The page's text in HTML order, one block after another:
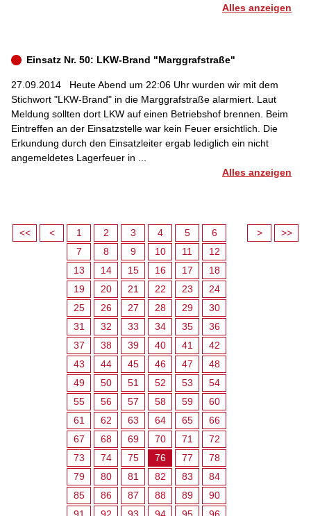
Alles anzeigen
Einsatz Nr. 50: LKW-Brand "Marggrafstraße"
27.09.2014 Heute Abend um 22:06 Uhr wurden wir mit dem
Stichwort "LKW-Brand" in die Marggrafstraße alarmiert. Laut
Meldung sollten dort LKW auf einen Betriebshof brennen. Beim
Eintreffen an der Einsatzstelle war kein Feuer ersichtlich. Die
Erkundung durch den Einsatzleiter ergab lediglich ein nicht
angemeldetes Lagerfeuer in ...
Alles anzeigen
<< < 1 2 3 4 5
6
7
8 9 10 11
12
13
14 15 16 17
18
19
20 21 22 23
24
25
26 27 28 29
30
31
32 33 34 35
36
37
38 39 40 41
42
43
44 45 46 47
48
49
50 51 52 53
54
55
56 57 58 59
60
61
62 63 64 65
66
67
68 69 70 71
72
73
74 75 76 77
78
79
80 81 82 83
84
85
86 87 88 89
90
91
92 93 94 95 96
> >>